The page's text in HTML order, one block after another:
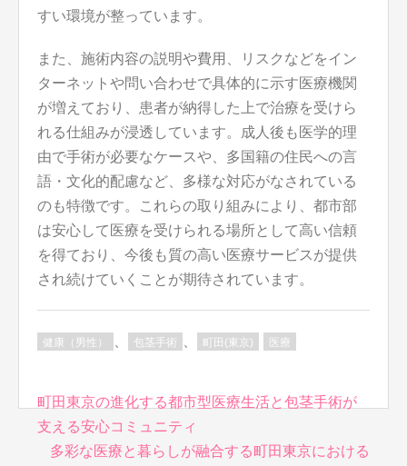
すい環境が整っています。
また、施術内容の説明や費用、リスクなどをイン
ターネットや問い合わせで具体的に示す医療機関
が増えており、患者が納得した上で治療を受けら
れる仕組みが浸透しています。成人後も医学的理
由で手術が必要なケースや、多国籍の住民への言
語・文化的配慮など、多様な対応がなされている
のも特徴です。これらの取り組みにより、都市部
は安心して医療を受けられる場所として高い信頼
を得ており、今後も質の高い医療サービスが提供
され続けていくことが期待されています。
健康（男性） 包茎手術 町田(東京) 医療
投
稿
ナ
町田東京の進化する都市型医療生活と包茎手術が
支える安心コミュニティ
多彩な医療と暮らしが融合する町田東京における